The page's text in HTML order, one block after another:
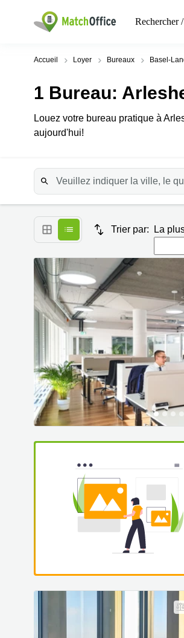
Rechercher
Accueil Loyer Bureaux Basel-
1 Bureau:
Louez votre bureau pratique à
aujourd'hui!
Trier par: La